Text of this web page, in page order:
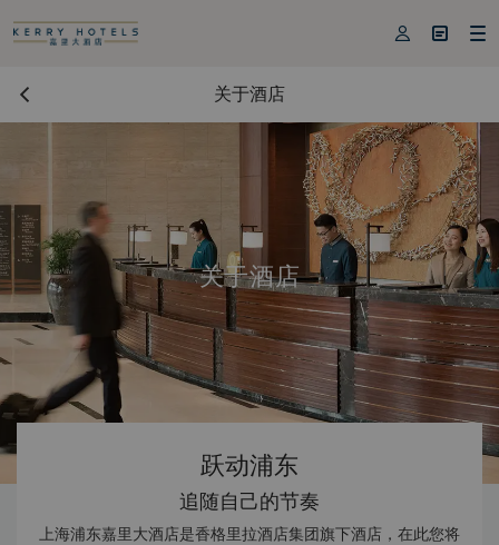
  
关于酒店
关于酒店
跃动浦东
追随自己的节奏
上海浦东嘉里大酒店是香格里拉酒店集团旗下酒店，在此您将